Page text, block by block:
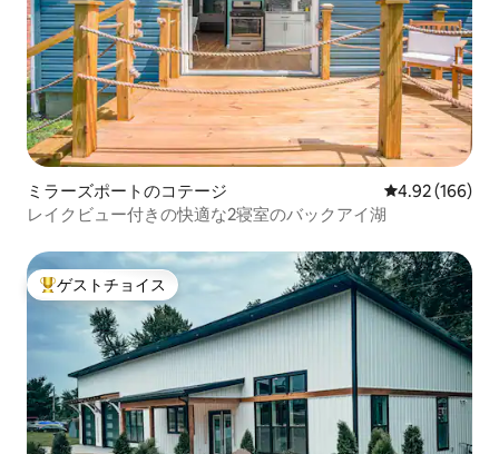
ミラーズポートのコテージ レビュー166
4.92 (166)
レイクビュー付きの快適な2寝室のバックアイ湖
大好評のゲストチョイスです。
ゲストチョイス